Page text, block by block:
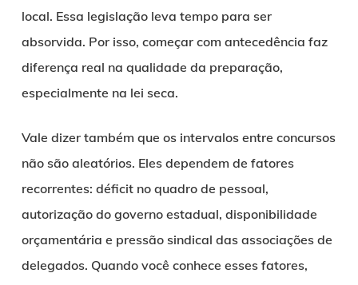
local. Essa legislação leva tempo para ser
absorvida. Por isso, começar com antecedência faz
diferença real na qualidade da preparação,
especialmente na lei seca.
Vale dizer também que os intervalos entre concursos
não são aleatórios. Eles dependem de fatores
recorrentes: déficit no quadro de pessoal,
autorização do governo estadual, disponibilidade
orçamentária e pressão sindical das associações de
delegados. Quando você conhece esses fatores,